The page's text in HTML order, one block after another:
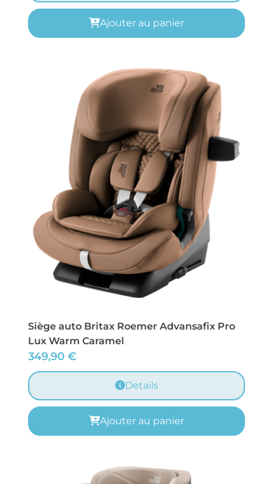
Ajouter au panier
Siège auto Britax Roemer Advansafix Pro
Lux Warm Caramel
349,90 €
Details
Ajouter au panier